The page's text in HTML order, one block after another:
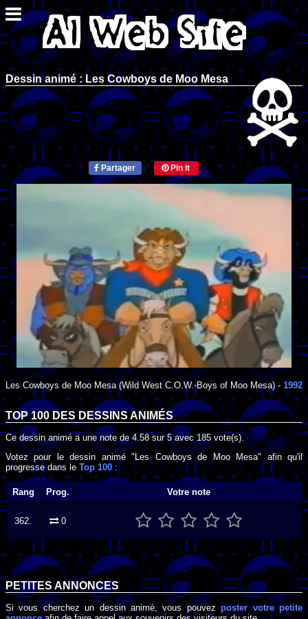
Dessin animé : Les Cowboys de Moo Mesa
Partager Pin it
Les Cowboys de Moo Mesa (Wild West C.O.W.-Boys of Moo Mesa) - 1992
TOP 100 DESDESSINS ANIMÉS
Ce dessin animé a une note de4.58 sur5avec 185vote(s).
Votez pour le dessin animé "Les Cowboys de Moo Mesa" afin qu'il
progresse dans le Top 100 :
Rang Prog. Votre note
362. 0
PETITES ANNONCES
Si vous cherchez un dessin animé, vous pouvezposter votre petite